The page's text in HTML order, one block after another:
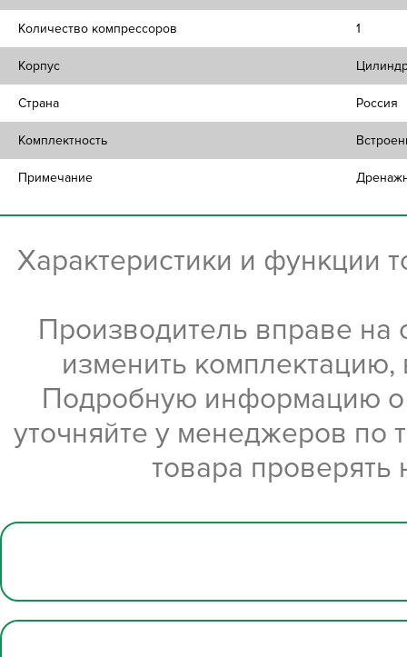
Количество компрессоров 1
Корпус
Страна Россия
Комплектность
Примечание
Характеристики и функции
Производитель вправе на
изменить комплектацию,
Подробную информацию о
уточняйте у менеджеров по
товара